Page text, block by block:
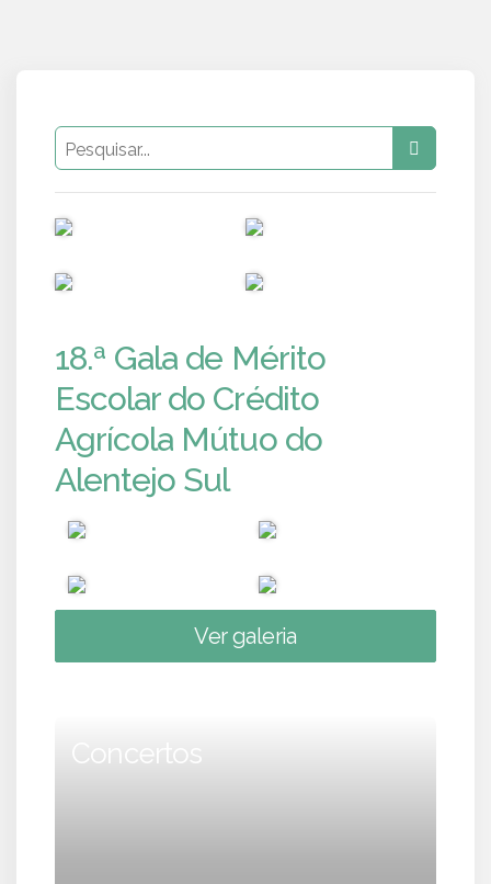
18.ª Gala de Mérito
Escolar do Crédito
Agrícola Mútuo do
Alentejo Sul
Ver galeria
Concertos